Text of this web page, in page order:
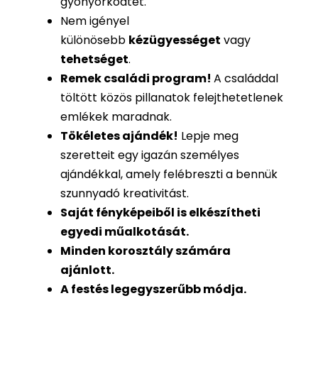
Nem igényel
különösebb kézügyességet vagy
tehetséget.
Remek családi program! A családdal
töltött közös pillanatok felejthetetlenek
emlékek maradnak.
Tökéletes ajándék! Lepje meg
szeretteit egy igazán személyes
ajándékkal, amely felébreszti a bennük
szunnyadó kreativitást.
Saját fényképeiből iselkészítheti
egyedi műalkotását.
Minden korosztály számára
ajánlott.
A festés legegyszerűbb módja.